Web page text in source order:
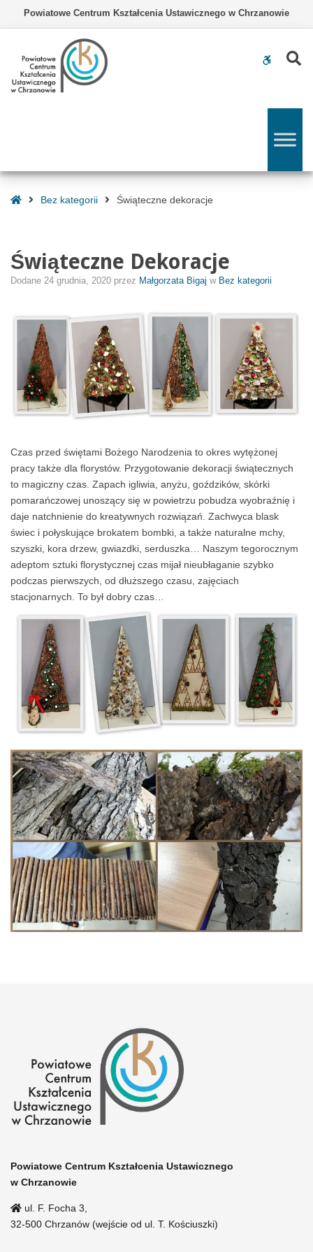
Powiatowe Centrum Kształcenia Ustawicznego w Chrzanowie
WCAG
StronaBez kategorii Świąteczne dekoracje
Świąteczne Dekoracje
Dodane 24 grudnia, 2020 przez Małgorzata Bigaj w Bez kategorii
Czas przed świętami Bożego Narodzenia to okres wytężonej
pracy także dla florystów. Przygotowanie dekoracji świątecznych
to magiczny czas. Zapach igliwia, anyżu, goździków, skórki
pomarańczowej unoszący się w powietrzu pobudza wyobraźnię i
daje natchnienie do kreatywnych rozwiązań. Zachwyca blask
świec i połyskujące brokatem bombki, a także naturalne mchy,
szyszki, kora drzew, gwiazdki, serduszka… Naszym tegorocznym
adeptom sztuki florystycznej czas mijał nieubłaganie szybko
podczas pierwszych, od dłuższego czasu, zajęciach
stacjonarnych. To był dobry czas…
Powiatowe Centrum Kształcenia Ustawicznego
w Chrzanowie
ul. F. Focha 3,
32-500 Chrzanów (wejście od ul. T. Kościuszki)